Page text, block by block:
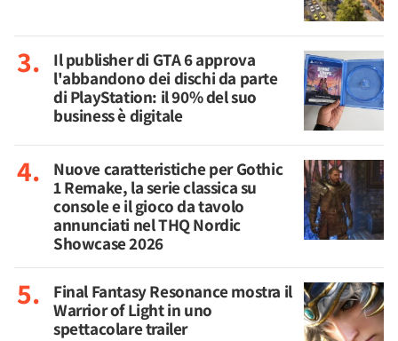
Il publisher di GTA 6 approva
l'abbandono dei dischi da parte
di PlayStation: il 90% del suo
business è digitale
Nuove caratteristiche per Gothic
1 Remake, la serie classica su
console e il gioco da tavolo
annunciati nel THQ Nordic
Showcase 2026
Final Fantasy Resonance mostra il
Warrior of Light in uno
spettacolare trailer